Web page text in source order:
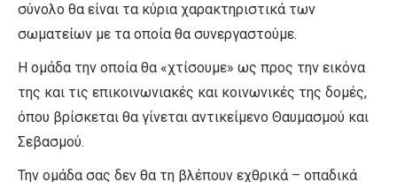
σύνολο θα είναι τα κύρια χαρακτηριστικά των
σωματείων με τα οποία θα συνεργαστούμε.
Η ομάδα την οποία θα «χτίσουμε» ως προς την εικόνα
της και τις επικοινωνιακές και κοινωνικές της δομές,
όπου βρίσκεται θα γίνεται αντικείμενο Θαυμασμού και
Σεβασμού.
Την ομάδα σας δεν θα τη βλέπουν εχθρικά – οπαδικά